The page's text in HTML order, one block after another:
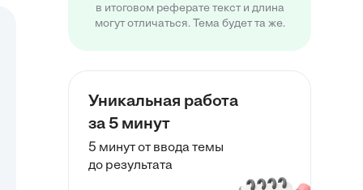
в итоговом реферате текст и длина
могут отличаться. Тема будет та же.
Уникальная работа
за 5 минут
5 минут от ввода темы
до результата